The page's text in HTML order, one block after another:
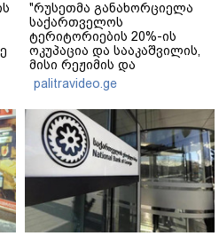
"რუსეთმა განახორციელა
საქართველოს
ტერიტორიების 20%-ის
ოკუპაცია და სააკაშვილის,
მისი რეჟიმის და
"ნაცმოძრაობის" ღალატი
ვერანაირად ვერ
გადაფარავს ამ
დანაშაულს" - ირაკლი
კობახიძე
palitravideo.ge